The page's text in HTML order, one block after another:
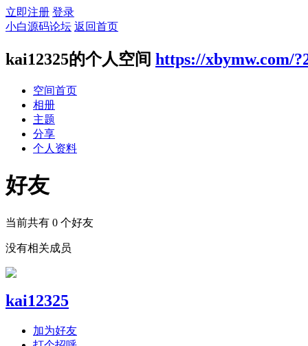
立即注册 登录
小白源码论坛 返回首页
kai12325的个人空间 https://xbymw.com/
空间首页
相册
主题
分享
个人资料
好友
当前共有 0 个好友
没有相关成员
kai12325
加为好友